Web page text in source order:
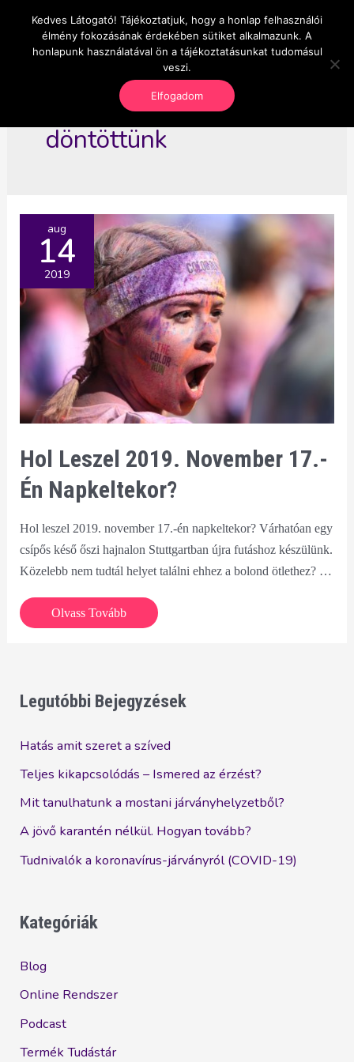
content
OnlineSeedsMan
Üzlet és szabadság
Main
döntöttünk
aug
14
2019
Hol Leszel 2019. November 17.-
Én Napkeltekor?
Hol leszel 2019. november 17.-én napkeltekor? Várhatóan egy
csípős késő őszi hajnalon Stuttgartban újra futáshoz készülünk.
Közelebb nem tudtál helyet találni ehhez a bolond ötlethez? …
Hol
17.-
napkeltekor?
Olvass Tovább
Legutóbbi Bejegyzések
Hatás amit szeret a szíved
Teljes kikapcsolódás – Ismered az érzést?
Mit tanulhatunk a mostani járványhelyzetből?
A jövő karantén nélkül. Hogyan tovább?
Tudnivalók a koronavírus-járványról (COVID-19)
Kategóriák
Blog
Online Rendszer
Podcast
Termék Tudástár
Kedves Látogató! Tájékoztatjuk, hogy a honlap felhasználói
élmény fokozásának érdekében sütiket alkalmazunk. A
honlapunk használatával ön a tájékoztatásunkat tudomásul
veszi.
Elfogadom